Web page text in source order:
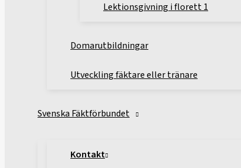
Lektionsgivning i florett 1
Domarutbildningar
Utveckling fäktare eller tränare
Svenska Fäktförbundet
Kontakt